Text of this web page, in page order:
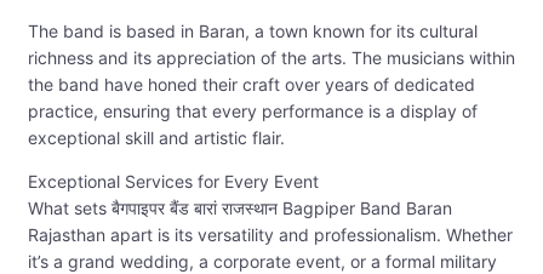
The band is based in Baran, a town known for its cultural
richness and its appreciation of the arts. The musicians within
the band have honed their craft over years of dedicated
practice, ensuring that every performance is a display of
exceptional skill and artistic flair.
Exceptional Services for Every Event
What sets बैगपाइपर बैंड बारां राजस्थान Bagpiper Band Baran
Rajasthan apart is its versatility and professionalism. Whether
it’s a grand wedding, a corporate event, or a formal military